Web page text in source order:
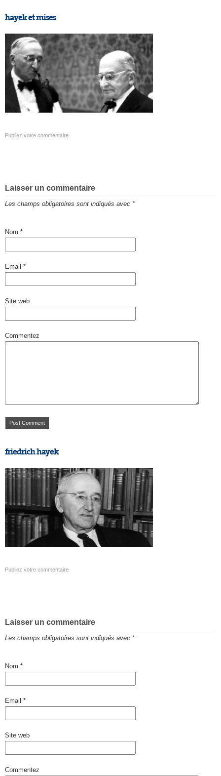
hayek et mises
Publiez votre commentaire
Laisser un commentaire
Les champs obligatoires sont indiqués avec *
Nom *
Email *
Site web
Commentez
friedrich hayek
Publiez votre commentaire
Laisser un commentaire
Les champs obligatoires sont indiqués avec *
Nom *
Email *
Site web
Commentez